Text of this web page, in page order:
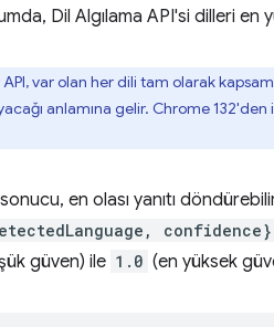
Dil Algılama API'si dilleri en
var olan her dili tam olarak
anlamına gelir. Chrome
en olası yanıtı
confidence}
güven) ile 1.0 (en yüksek